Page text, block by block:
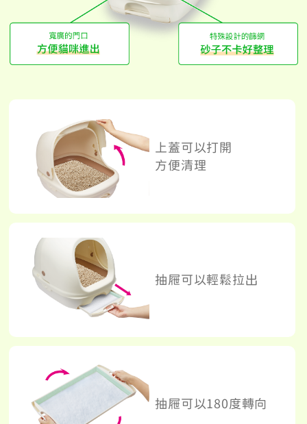
上蓋可以打開
方便清理
抽屜可以輕鬆拉出
抽屜可以180度轉向